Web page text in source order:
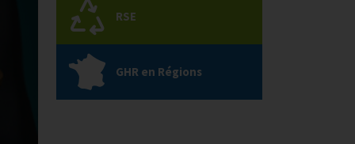
RSE
GHR en Régions